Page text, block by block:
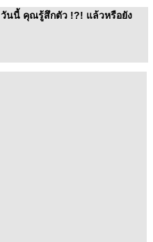
วันนี้ คุณรู้สึกตัว !?! แล้วหรือยัง